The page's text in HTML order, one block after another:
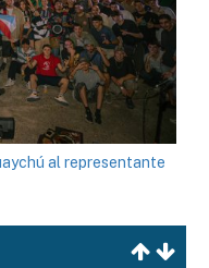
al representante